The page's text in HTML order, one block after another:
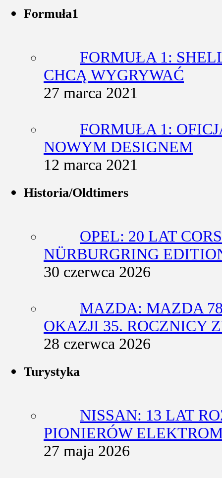
Formuła1
FORMUŁA 1:
CHCĄ WYGRYWAĆ
27 marca 2021
FORMUŁA 1:
NOWYM DESIGNEM
12 marca 2021
Historia/Oldtimers
OPEL: 20 LAT
NÜRBURGRING
30 czerwca 2026
MAZDA: MAZDA
OKAZJI 35. ROCZNICY
28 czerwca 2026
Turystyka
NISSAN: 13 LAT
PIONIERÓW
27 maja 2026